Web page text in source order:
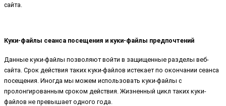
сайта.
Куки-файлы сеанса посещения и куки-файлы предпочтений
Данные куки-файлы позволяют войти в защищенные разделы веб-
сайта. Срок действия таких куки-файлов истекает по окончании сеанса
посещения. Иногда мы можем использовать куки-файлы с
пролонгированным сроком действия. Жизненный цикл таких куки-
файлов не превышает одного года.